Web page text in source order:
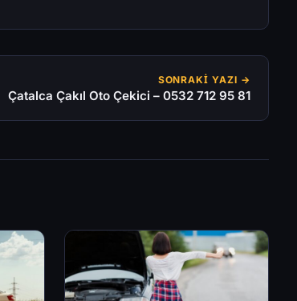
SONRAKI YAZI →
Çatalca Çakıl Oto Çekici – 0532 712 95 81